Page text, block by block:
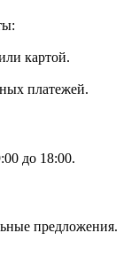
картой.
платежей.
до 18:00.
предложения.